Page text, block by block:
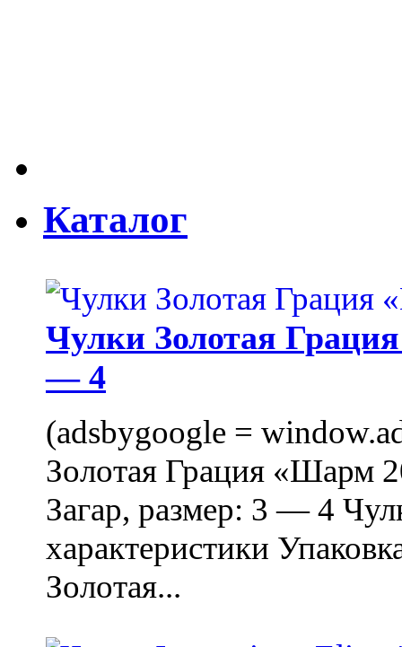
Каталог
Чулки Золотая
— 4
(adsbygoogle =
Золотая Грация «Шарм
Загар, размер: 3 — 4
характеристики
Золотая...